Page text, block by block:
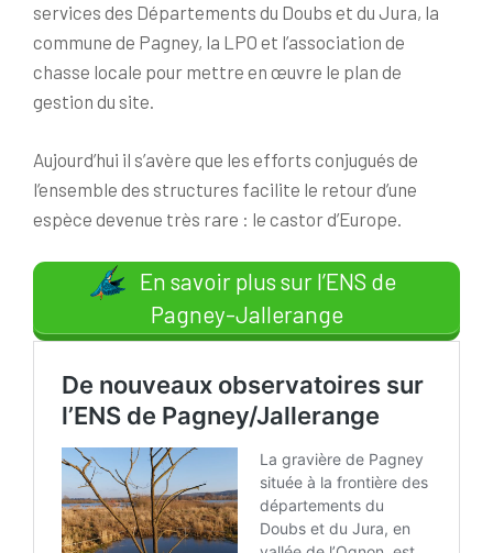
services des Départements du Doubs et du Jura, la
commune de Pagney, la LPO et l’association de
chasse locale pour mettre en œuvre le plan de
gestion du site.
Aujourd’hui il s’avère que les efforts conjugués de
l’ensemble des structures facilite le retour d’une
espèce devenue très rare : le castor d’Europe.
En savoir plus sur l’ENS de
Pagney-Jallerange